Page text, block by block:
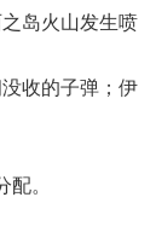
岛火山发生喷
收的子弹；伊
。